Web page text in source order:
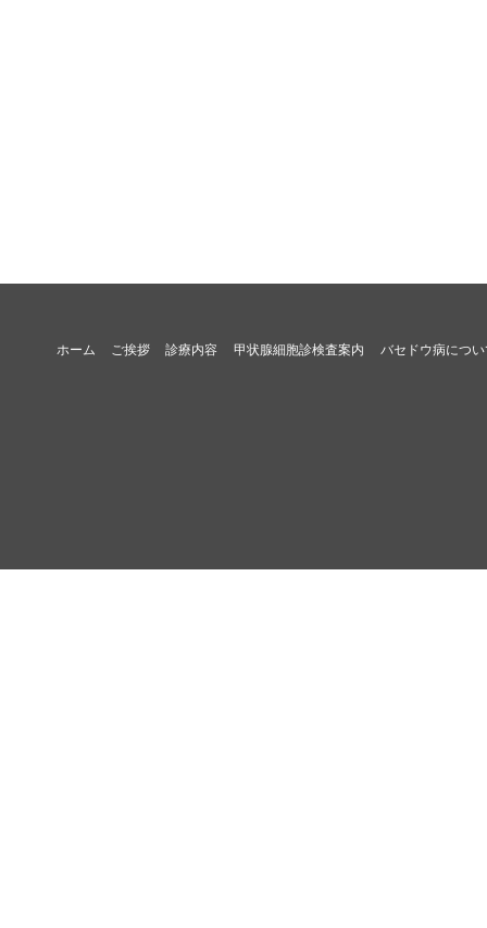
ホーム ご挨拶 診療内容 バセドウ病につ
甲状腺細胞診検査案内